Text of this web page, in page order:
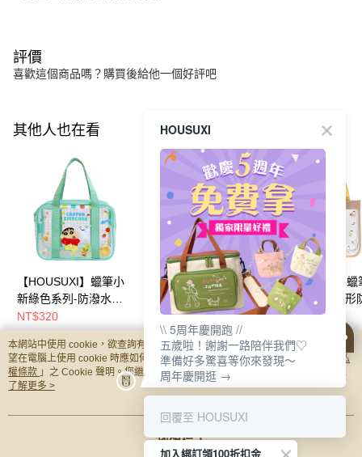
評價
喜歡這個商品嗎？購買後給他一個好評吧
其他人也在看
【HOUSUXI】蠟筆小
新綠色系列-防潑水透
明兒童餐袋(A3)【5周
年慶↘三件75折】
NT$320
【HOUSUXI】蠟筆小
新藍色系列-防潑水透
明兒童餐袋(A3)【5周
年慶↘三件75折】
NT$320
【HOUSUXI】蠟
新系列阿呆-方形
水透明手提袋【5
慶↘三件75折】
NT$265
你可能有興趣的商品 全站排行
本網站中使用 cookie，欲查詢有關本網站使用 cookie 方式之詳情，及若您不希
望在電腦上使用 cookie 時應如何變更電腦的 cookie 設定，請參閱本網站「
隱私
權條款 」之 Cookie 聲明。您繼續使用本網站即表示您同意本公司得按本網站使
用條款之 Cookie 聲明使用 cookie。
了解更多 >
我知道了
HOUSUXI
\\ 5周年慶開跑 //
五歲啦！謝謝一路陪伴我們♡
準備好多驚喜等你來發現～
周年慶開逛 →
回覆至 HOUSUXI
加入綁訂領100折扣金